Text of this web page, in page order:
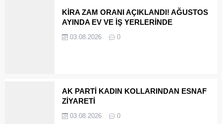
KİRA ZAM ORANI AÇIKLANDI! AĞUSTOS
AYINDA EV VE İŞ YERLERİNDE
31,90 OLDU
03.08.2026 0
AK PARTİ KADIN KOLLARINDAN ESNAF
ZİYARETİ
03.08.2026 0